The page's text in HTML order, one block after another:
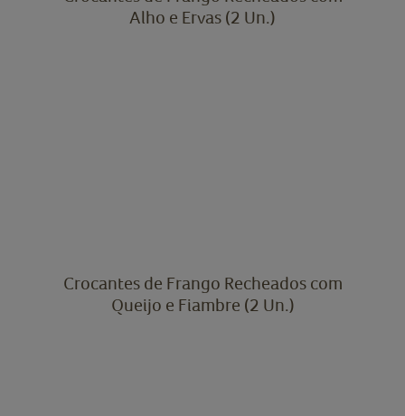
Alho e Ervas (2 Un.)
Crocantes de Frango Recheados com
Queijo e Fiambre (2 Un.)